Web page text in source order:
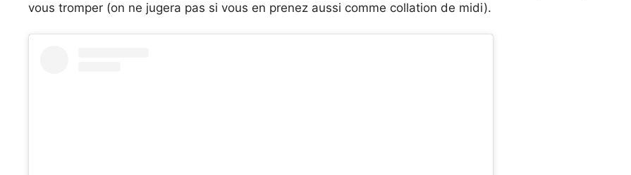
vous tromper (on ne jugera pas si vous en prenez aussi comme collation de midi).